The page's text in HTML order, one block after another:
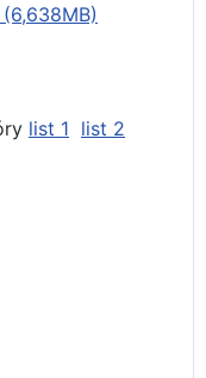
list 1 list 2